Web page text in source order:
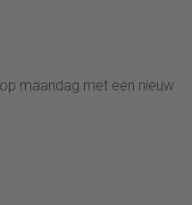
maandag met een nieuw